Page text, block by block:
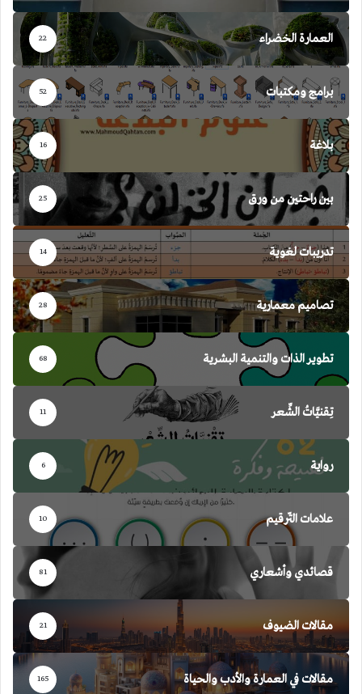
العمارة الخضراء 22
برامج ومكتبات 52
بلاغة 16
بين راحتين من ورق 25
تدريبات لغوية 14
تصاميم معمارية 28
تطوير الذات والتنمية البشرية 68
تِقنيَّاتُ الشِّعر 11
رواية 6
علامات التّرقيم 10
قصائدي وأشعاري 81
مقالات الضيوف 21
مقالات في العمارة والأدب والحياة 165